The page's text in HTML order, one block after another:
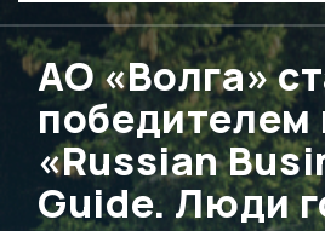
АО «Волга»
победителем
«Russian
Guide. Люди